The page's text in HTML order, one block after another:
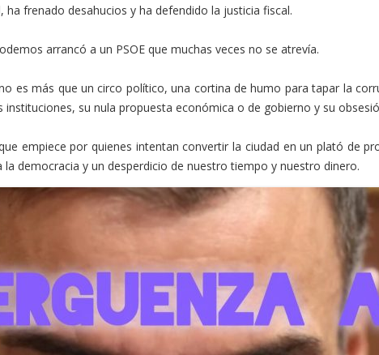
frenado desahucios y ha defendido la justicia fiscal.
arrancó a un PSOE que muchas veces no se atrevía.
es más que un circo político, una cortina de humo para tapar la
su nula propuesta económica o de gobierno y su
empiece por quienes intentan convertir la ciudad en un plató de
democracia y un desperdicio de nuestro tiempo y nuestro dinero.